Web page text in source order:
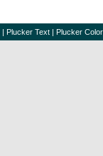
| Plucker Text | Plucker Color